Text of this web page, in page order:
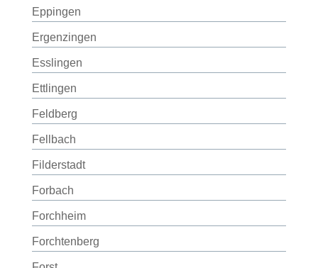
Eppingen
Ergenzingen
Esslingen
Ettlingen
Feldberg
Fellbach
Filderstadt
Forbach
Forchheim
Forchtenberg